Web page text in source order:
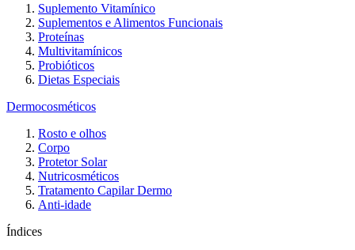
Suplemento Vitamínico
Suplementos e Alimentos Funcionais
Proteínas
Multivitamínicos
Probióticos
Dietas Especiais
Dermocosméticos
Rosto e olhos
Corpo
Protetor Solar
Nutricosméticos
Tratamento Capilar Dermo
Anti-idade
Índices